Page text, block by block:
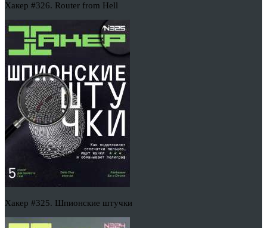
Хакер #326. Router from Hell
Хакер #325. Шпионские штучки